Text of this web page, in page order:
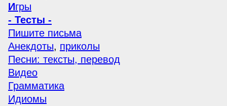
Игры
- Тесты -
Пишите письма
Анекдоты, приколы
Песни: тексты, перевод
Видео
Грамматика
Идиомы